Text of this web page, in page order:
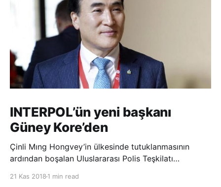
INTERPOL’ün yeni başkanı
Güney Kore’den
Çinli Mıng Hongvey’in ülkesinde tutuklanmasının
ardından boşalan Uluslararası Polis Teşkilatı
21 Kas 2018 1 min read